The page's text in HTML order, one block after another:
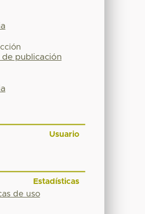
de publicación
Usuario
Estadísticas
de uso